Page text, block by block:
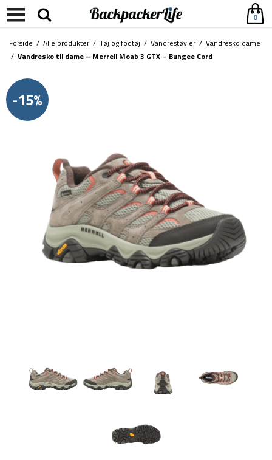
0
Forside / Alle produkter/ Tøj og fodtøj / Vandrestøvler/ Vandresko dame
/ Vandresko til dame – Merrell Moab 3 GTX – Bungee Cord
-15%